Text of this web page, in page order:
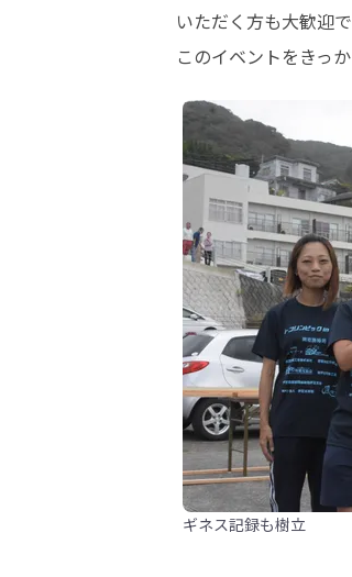
いただく方も大歓迎で
このイベントをきっ
ギネス記録も樹立